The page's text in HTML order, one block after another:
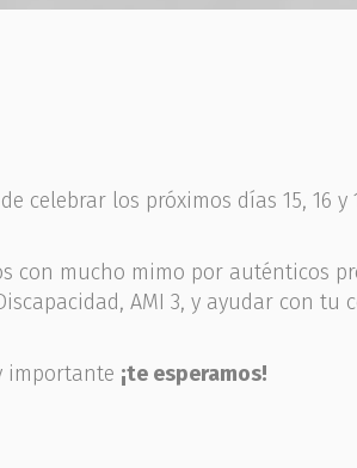
celebrar los próximos días 15, 16 y
con mucho mimo por auténticos
AMI 3, y ayudar con tu
importante ¡te esperamos!